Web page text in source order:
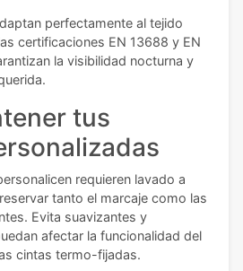
perfectamente al tejido
certificaciones EN 13688 y EN
la visibilidad nocturna y
tus
requieren lavado a
tanto el marcaje como las
Evita suavizantes y
afectar la funcionalidad del
cintas termo-fijadas.